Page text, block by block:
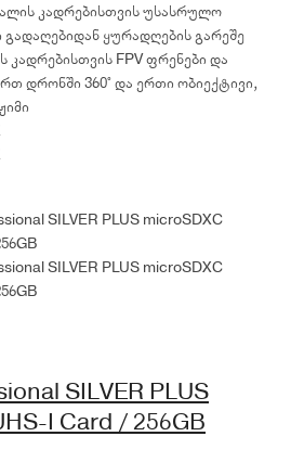
კადრებისთვის უსასრულო
ყურადღების გარეშე
კადრებისთვის FPV ფრენები და
დრონში 360° და ერთი ობიექტივი,
Price
range:
3,499.00₾
Price
through
3,499.00₾
SILVER PLUS
I Card / 256GB